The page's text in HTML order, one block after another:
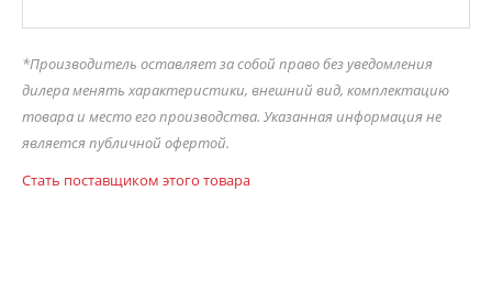
*Производитель оставляет за собой право без уведомления
дилера менять характеристики, внешний вид, комплектацию
товара и место его производства. Указанная информация не
является публичной офертой.
Стать поставщиком этого товара